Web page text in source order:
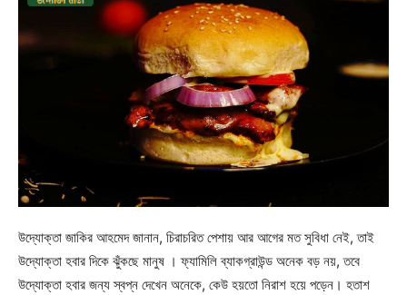
উদ্যোক্তা জাকির আহমেদ জানান, চিরাচরিত পেশায় আর আগের মত সুবিধা নেই, তাই
উদ্যোক্তা হবার দিকে ঝুঁকছে মানুষ । ফ্যামিলি ব্যাকগ্রাউন্ড অনেক বড় নয়, তবে
উদ্যোক্তা হবার জন্য স্বপ্ন দেখেন অনেকে, কেউ হয়তো নিরাশ হয়ে পড়েন। হতাশ